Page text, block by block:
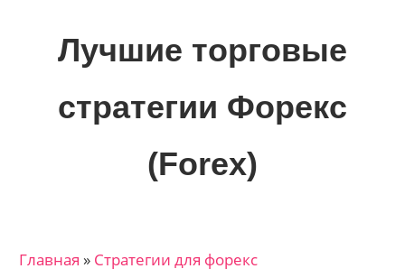
Лучшие торговые
стратегии Форекс
(Forex)
трейдеров
Главная » Стратегии для форекс